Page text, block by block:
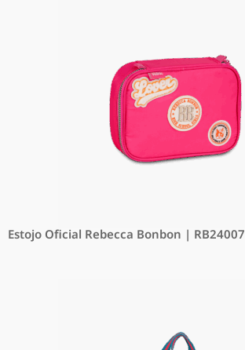
Estojo Oficial Rebecca Bonbon | RB24007